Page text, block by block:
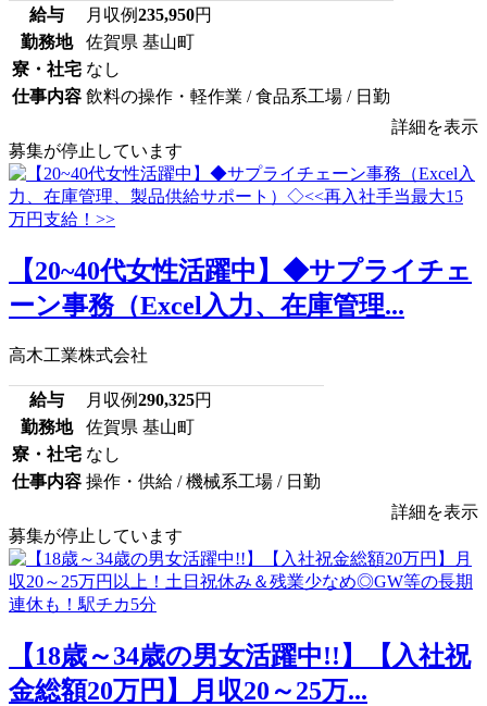
給与 月収例235,950円
勤務地
佐賀県 基山町
寮・社宅 なし
仕事内容 飲料の操作・軽作業 / 食品系工場 / 日勤
詳細を表示
募集が停止しています
【20~40代女性活躍中】◆サプライチェ
ーン事務（Excel入力、在庫管理...
高木工業株式会社
給与 月収例290,325円
勤務地
佐賀県 基山町
寮・社宅 なし
仕事内容 操作・供給 / 機械系工場 / 日勤
詳細を表示
募集が停止しています
【18歳～34歳の男女活躍中!!】【入社祝
金総額20万円】月収20～25万...